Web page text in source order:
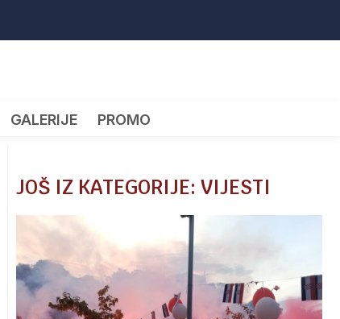
GALERIJE PROMO
JOŠ IZ KATEGORIJE: VIJESTI